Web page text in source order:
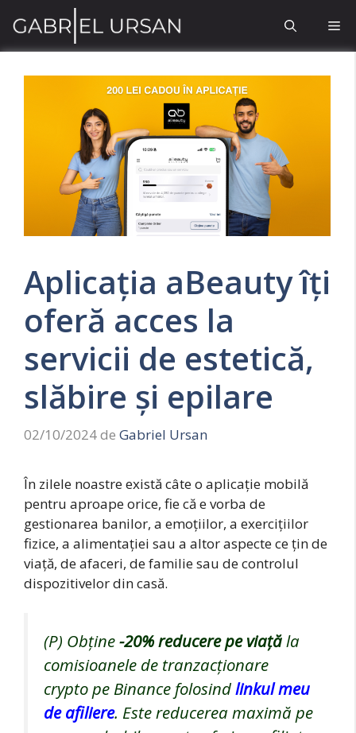
conținut
Aplicația aBeauty îți
oferă acces la
servicii de estetică,
slăbire și epilare
02/10/2024de Gabriel Ursan
În zilele noastre există câte o aplicație mobilă
pentru aproape orice, fie că e vorba de
gestionarea banilor, a emoțiilor, a exercițiilor
fizice, a alimentației sau a altor aspecte ce țin de
viață, de afaceri, de familie sau de controlul
dispozitivelor din casă.
(P) Obține-20%reducere pe viațăla
comisioanele de tranzacționare
crypto pe Binance folosindlinkul meu
de afiliere. Este reducerea maximă pe